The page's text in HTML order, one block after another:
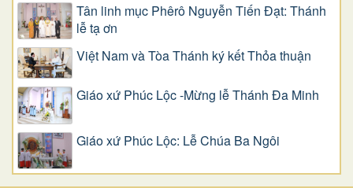
Tân linh mục Phêrô Nguyễn Tiến Đạt: Thánh
lễ tạ ơn
Việt Nam và Tòa Thánh ký kết Thỏa thuận
Giáo xứ Phúc Lộc -Mừng lễ Thánh Đa Minh
Giáo xứ Phúc Lộc: Lễ Chúa Ba Ngôi